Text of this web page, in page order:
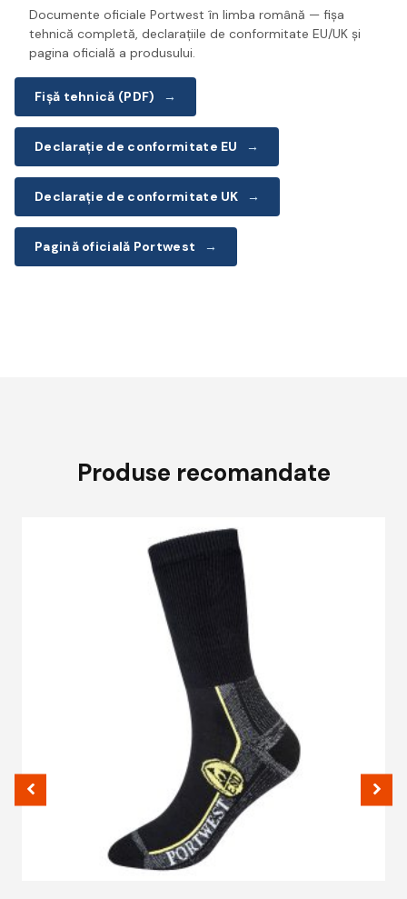
Documente oficiale Portwest în limba română — fișa
tehnică completă, declarațiile de conformitate EU/UK și
pagina oficială a produsului.
Fișă tehnică (PDF) →
Declarație de conformitate EU →
Declarație de conformitate UK →
Pagină oficială Portwest →
Produse recomandate